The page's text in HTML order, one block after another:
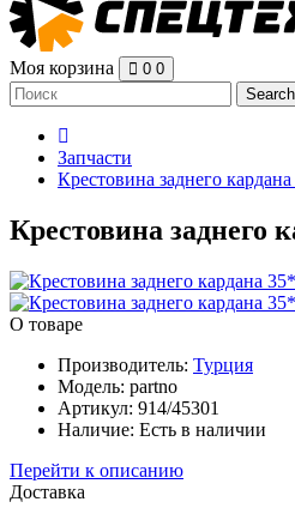
Моя корзина 0 0
Search
Запчасти
Крестовина заднего
Крестовина заднего
О товаре
Производитель: Турция
Модель: partno
Артикул: 914/45301
Наличие: Есть в наличии
Перейти к описанию
Доставка